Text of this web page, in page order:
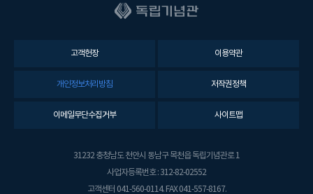
고객헌장 이용약관
개인정보처리방침 저작권정책
이메일무단수집거부 사이트맵
31232 충청남도 천안시 동남구 목천읍 독립기념관로 1
사업자등록번호 : 312-82-02552
고객센터 041-560-0114. FAX 041-557-8167.